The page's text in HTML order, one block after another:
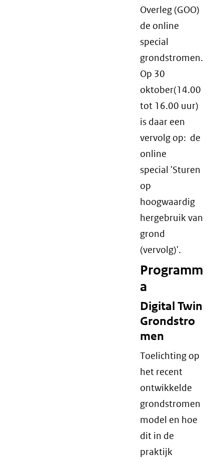
Overleg (GOO)
de online
special
grondstromen.
Op 30
oktober(14.00
tot 16.00 uur)
is daar een
vervolg op: de
online
special 'Sturen
op
hoogwaardig
hergebruik van
grond
(vervolg)'.
Programm
a
Digital Twin
Grondstro
men
Toelichting op
het recent
ontwikkelde
grondstromen
model en hoe
dit in de
praktijk